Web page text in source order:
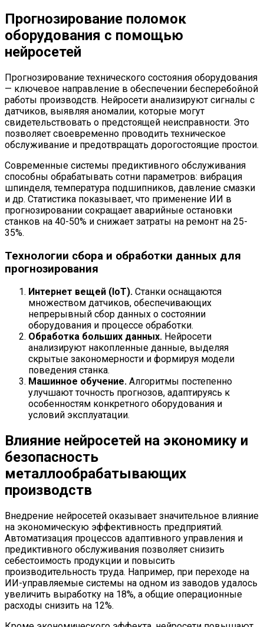
Прогнозирование поломок
оборудования с помощью
нейросетей
Прогнозирование технического состояния оборудования
— ключевое направление в обеспечении бесперебойной
работы производств. Нейросети анализируют сигналы с
датчиков, выявляя аномалии, которые могут
свидетельствовать о предстоящей неисправности. Это
позволяет своевременно проводить техническое
обслуживание и предотвращать дорогостоящие простои.
Современные системы предиктивного обслуживания
способны обрабатывать сотни параметров: вибрация
шпинделя, температура подшипников, давление смазки
и др. Статистика показывает, что применение ИИ в
прогнозировании сокращает аварийные остановки
станков на 40-50% и снижает затраты на ремонт на 25-
35%.
Технологии сбора и обработки данных для
прогнозирования
Интернет вещей (IoT). Станки оснащаются
множеством датчиков, обеспечивающих
непрерывный сбор данных о состоянии
оборудования и процессе обработки.
Обработка больших данных. Нейросети
анализируют накопленные данные, выделяя
скрытые закономерности и формируя модели
поведения станка.
Машинное обучение. Алгоритмы постепенно
улучшают точность прогнозов, адаптируясь к
особенностям конкретного оборудования и
условий эксплуатации.
Влияние нейросетей на экономику и
безопасность
металлообрабатывающих
производств
Внедрение нейросетей оказывает значительное влияние
на экономическую эффективность предприятий.
Автоматизация процессов адаптивного управления и
предиктивного обслуживания позволяет снизить
себестоимость продукции и повысить
производительность труда. Например, при переходе на
ИИ-управляемые системы на одном из заводов удалось
увеличить выработку на 18%, а общие операционные
расходы снизить на 12%.